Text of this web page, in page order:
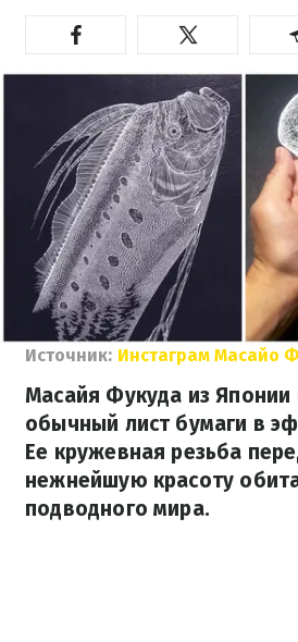
Источник: Инстаграм Масайо
Масайя Фукуда из
обычный лист бумаги в
Ее кружевная резьба
нежнейшую красоту
подводного мира.